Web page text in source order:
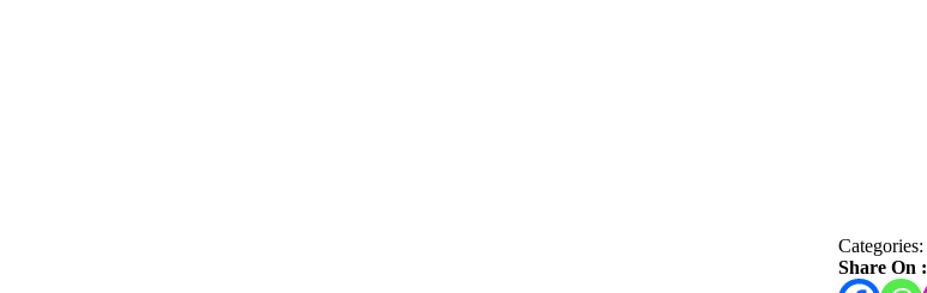
Categories:
Share On :